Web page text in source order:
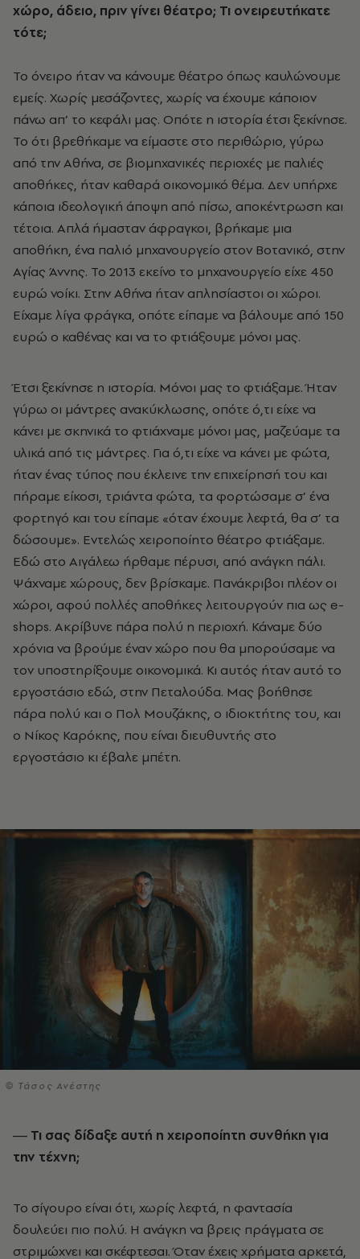
χώρο, άδειο, πριν γίνει θέατρο; Τι ονειρευτήκατε
τότε;
Το όνειρο ήταν να κάνουμε θέατρο όπως καυλώνουµε
εμείς. Χωρίς μεσάζοντες, χωρίς να έχουµε κάποιον
πάνω απ’ το κεφάλι µας. Οπότε η ιστορία έτσι ξεκίνησε.
Το ότι βρεθήκαµε να είµαστε στο περιθώριο, γύρω
από την Αθήνα, σε βιοµηχανικές περιοχές µε παλιές
αποθήκες, ήταν καθαρά οικονοµικό θέµα. Δεν υπήρχε
κάποια ιδεολογική άποψη από πίσω, αποκέντρωση και
τέτοια. Απλά ήµασταν άφραγκοι, βρήκαµε µια
αποθήκη, ένα παλιό µηχανουργείο στον Βοτανικό, στην
Αγίας Άννης. Το 2013 εκείνο το µηχανουργείο είχε 450
ευρώ νοίκι. Στην Αθήνα ήταν απλησίαστοι οι χώροι.
Είχαµε λίγα φράγκα, οπότε είπαµε να βάλουµε από 150
ευρώ ο καθένας και να το φτιάξουµε µόνοι µας.
Έτσι ξεκίνησε η ιστορία. Μόνοι µας το φτιάξαµε. Ήταν
γύρω οι µάντρες ανακύκλωσης, οπότε ό,τι είχε να
κάνει µε σκηνικά το φτιάχναµε µόνοι µας, µαζεύαµε τα
υλικά από τις µάντρες. Για ό,τι είχε να κάνει µε φώτα,
ήταν ένας τύπος που έκλεινε την επιχείρησή του και
πήραµε είκοσι, τριάντα φώτα, τα φορτώσαµε σ’ ένα
φορτηγό και του είπαµε «όταν έχουµε λεφτά, θα σ’ τα
δώσουµε». Εντελώς χειροποίητο θέατρο φτιάξαµε.
Εδώ στο Αιγάλεω ήρθαµε πέρυσι, από ανάγκη πάλι.
Ψάχναµε χώρους, δεν βρίσκαµε. Πανάκριβοι πλέον οι
χώροι, αφού πολλές αποθήκες λειτουργούν πια ως e-
shops. Ακρίβυνε πάρα πολύ η περιοχή. Κάναµε δύο
χρόνια να βρούµε έναν χώρο που θα µπορούσαµε να
τον υποστηρίξουµε οικονοµικά. Κι αυτός ήταν αυτό το
εργοστάσιο εδώ, στην Πεταλούδα. Μας βοήθησε
πάρα πολύ και ο Πολ Μουζάκης, ο ιδιοκτήτης του, και
ο Νίκος Καρόκης, που είναι διευθυντής στο
εργοστάσιο κι έβαλε µπέτη.
© Τάσος Ανέστης
― Τι σας δίδαξε αυτή η χειροποίητη συνθήκη για
την τέχνη;
Το σίγουρο είναι ότι, χωρίς λεφτά, η φαντασία
δουλεύει πιο πολύ. Η ανάγκη να βρεις πράγµατα σε
στριµώχνει και σκέφτεσαι. Όταν έχεις χρήµατα αρκετά,